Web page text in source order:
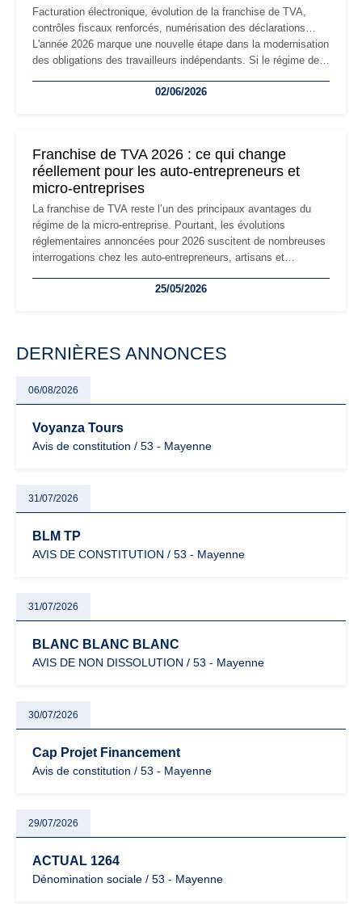
Facturation électronique, évolution de la franchise de TVA,
contrôles fiscaux renforcés, numérisation des déclarations…
L'année 2026 marque une nouvelle étape dans la modernisation
des obligations des travailleurs indépendants. Si le régime de
les auto-entrepreneurs devront s'adapter à un environnement
02/06/2026
Franchise de TVA 2026 : ce qui change
réellement pour les auto-entrepreneurs et
micro-entreprises
La franchise de TVA reste l’un des principaux avantages du
régime de la micro-entreprise. Pourtant, les évolutions
réglementaires annoncées pour 2026 suscitent de nombreuses
interrogations chez les auto-entrepreneurs, artisans et
facturation ou risque de bascule vers la TVA : les règles
25/05/2026
DERNIÈRES ANNONCES
06/08/2026
Voyanza Tours
Avis de constitution / 53 - Mayenne
31/07/2026
BLM TP
AVIS DE CONSTITUTION / 53 - Mayenne
31/07/2026
BLANC BLANC BLANC
AVIS DE NON DISSOLUTION / 53 - Mayenne
30/07/2026
Cap Projet Financement
Avis de constitution / 53 - Mayenne
29/07/2026
ACTUAL 1264
Dénomination sociale / 53 - Mayenne